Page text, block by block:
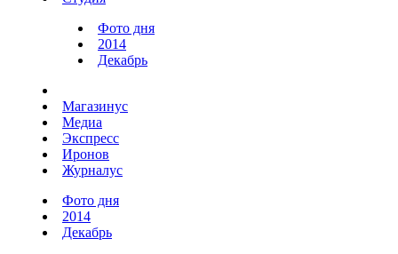
Фото дня
2014
Декабрь
Магазинус
Медиа
Экспресс
Иронов
Журналус
Фото дня
2014
Декабрь